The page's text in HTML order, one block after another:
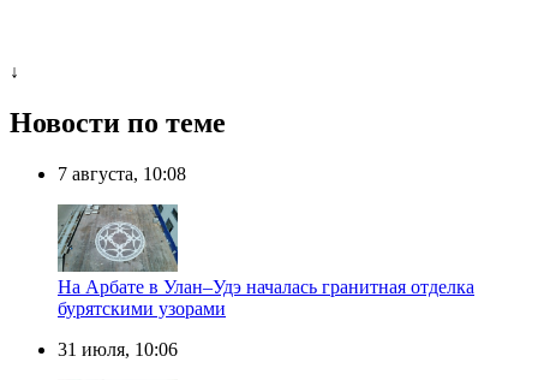
↓
Новости по теме
7 августа, 10:08
На Арбате в Улан–Удэ началась гранитная отделка
бурятскими узорами
31 июля, 10:06